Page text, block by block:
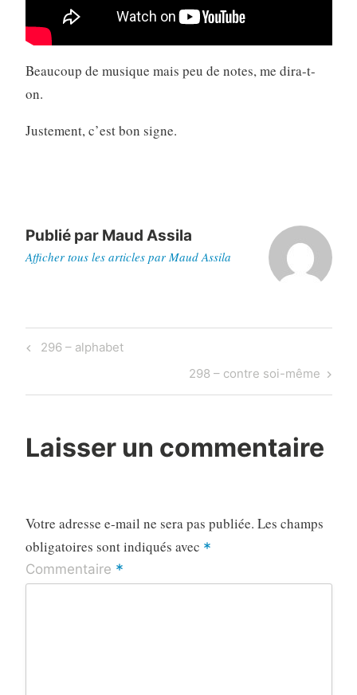
Beaucoup de musique mais peu de notes, me dira-t-
on.
Justement, c’est bon signe.
Publié par Maud Assila
Afficher tous les articles par Maud Assila
Navigation
Previous
296 – alphabet
Next
Post
298 – contre soi-même
Laisser un commentaire
Votre adresse e-mail ne sera pas publiée. Les champs
obligatoires sont indiqués avec *
Commentaire *